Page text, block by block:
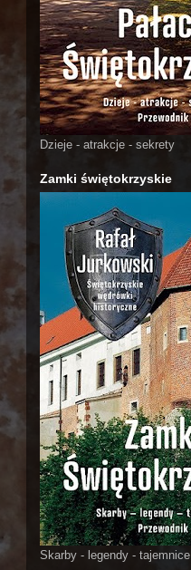
Dzieje - atrakcje - sekrety
Zamki świętokrzyskie
Skarby - legendy - tajemnice